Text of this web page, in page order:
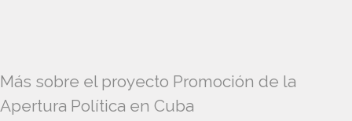
Más sobre el proyecto Promoción de la
Apertura Política en Cuba